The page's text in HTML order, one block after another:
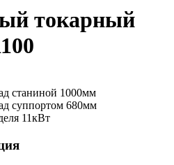
токарный
станиной 1000мм
суппортом 680мм
11кВт